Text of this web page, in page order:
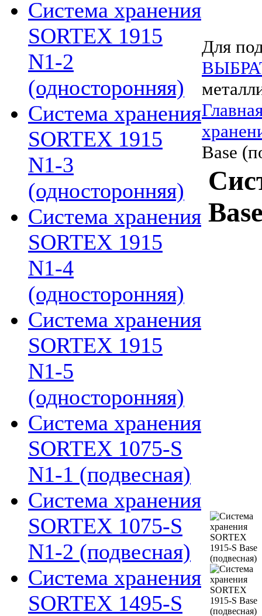
Система хранения
SORTEX 1915
N1-2
(односторонняя)
Система хранения
SORTEX 1915
N1-3
(односторонняя)
Система хранения
SORTEX 1915
N1-4
(односторонняя)
Система хранения
SORTEX 1915
N1-5
(односторонняя)
Система хранения
SORTEX 1075-S
N1-1 (подвесная)
Система хранения
SORTEX 1075-S
N1-2 (подвесная)
Система хранения
SORTEX 1495-S
Для
Base